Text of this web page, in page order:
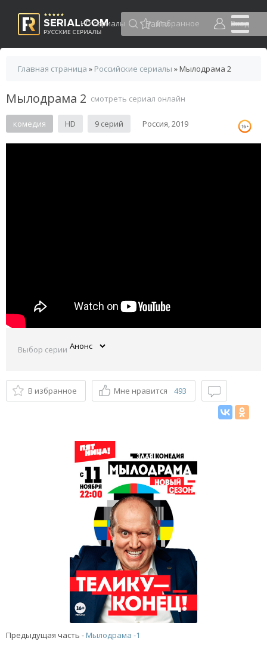
HD сериалы Избранное Вход
Главная страница » Российские сериалы » Мылодрама 2
Мылодрама 2 смотреть сериал онлайн
комедия HD 9 серий Россия, 2019
Выбор серии
В избранное Мне нравится 493
Предыдущая часть - Мылодрама -1